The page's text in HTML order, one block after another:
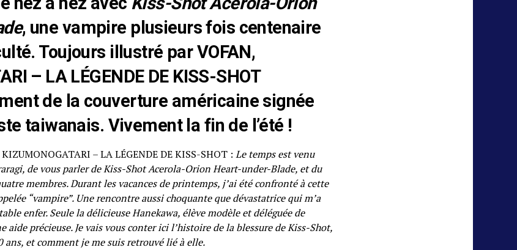
, une vampire plusieurs fois centenaire
Toujours illustré par VOFAN,
– LA LÉGENDE DE KISS-SHOT
de la couverture américaine signée
taiwanais. Vivement la fin de l’été !
KIZUMONOGATARI – LA LÉGENDE DE KISS-SHOT : Le temps est venu
de vous parler de Kiss-Shot Acerola-Orion Heart-under-Blade, et du
membres. Durant les vacances de printemps, j’ai été confronté à cette
“vampire”. Une rencontre aussi choquante que dévastatrice qui m’a
enfer. Seule la délicieuse Hanekawa, élève modèle et déléguée de
aide précieuse. Je vais vous conter ici l’histoire de la blessure de Kiss-Shot,
ans, et comment je me suis retrouvé lié à elle.